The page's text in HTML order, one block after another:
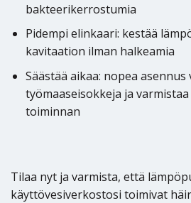
bakteerikerrostumia
Pidempi elinkaari: kestää
kavitaation ilman halkeamia
Säästää aikaa: nopea asennus
työmaaseisokkeja ja
toiminnan
Tilaa nyt ja varmista, että
käyttövesiverkostosi toimivat